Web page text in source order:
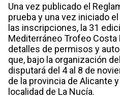
Una vez publicado el
prueba y una vez iniciado
las inscripciones, la 31
Mediterráneo Trofeo Costa
detalles de permisos y
que, bajo la organización
disputará del 4 al 8 de
de la provincia de Alicante
localidad de La Nucía.